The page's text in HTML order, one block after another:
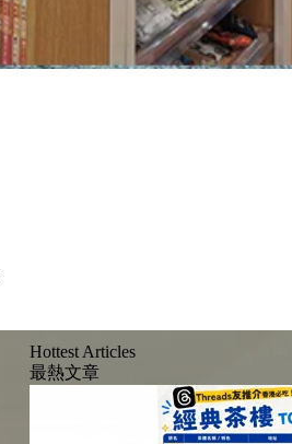
Hottest Articles
最熱文章